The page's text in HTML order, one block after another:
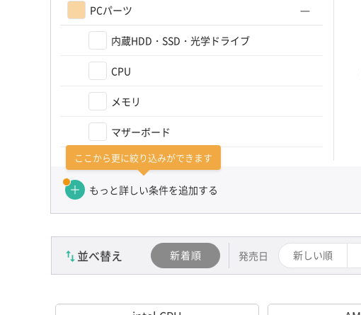
PCパーツ
内蔵HDD・SSD・光学ドライブ
CPU
メモリ
マザーボード
グラフィックボード
PCパーツその他
カテゴリーを選び直す（かんたん検索）
ここから更に絞り込みができます
もっと詳しい条件を追加する
並べ替え 新着順 発売日 新しい順